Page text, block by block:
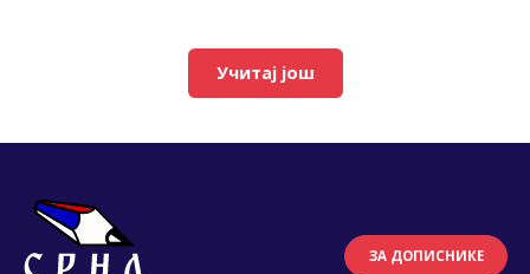
Учитај још
ЗА ДОПИСНИКЕ